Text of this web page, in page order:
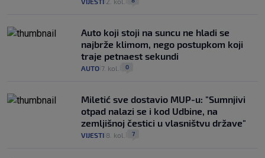
Auto koji stoji na suncu ne hladi se
najbrže klimom, nego postupkom koji
traje petnaest sekundi
AUTO 7. kol. 0
Miletić sve dostavio MUP-u: "Sumnjivi
otpad nalazi se i kod Udbine, na
zemljišnoj čestici u vlasništvu države"
VIJESTI 8. kol. 7